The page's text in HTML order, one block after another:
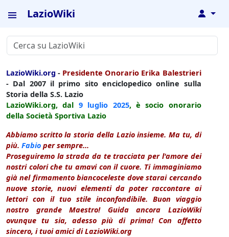
LazioWiki ↓
LazioWiki.org - Presidente Onorario Erika Balestrieri
- Dal 2007 il primo sito enciclopedico online sulla
Storia della S.S. Lazio
LazioWiki.org, dal 9 luglio 2025, è socio onorario
della Società Sportiva Lazio
Abbiamo scritto la storia della Lazio insieme. Ma tu, di
più. Fabio per sempre...
Proseguiremo la strada da te tracciata per l'amore dei
nostri colori che tu amavi con il cuore. Ti immaginiamo
già nel firmamento biancoceleste dove starai cercando
nuove storie, nuovi elementi da poter raccontare ai
lettori con il tuo stile inconfondibile. Buon viaggio
nostro grande Maestro! Guida ancora LazioWiki
ovunque tu sia, adesso più di prima! Con affetto
sincero, i tuoi amici di LazioWiki.org